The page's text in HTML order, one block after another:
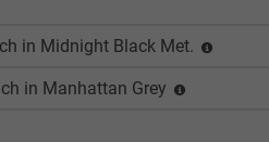
in Midnight Black Met.
in Manhattan Grey